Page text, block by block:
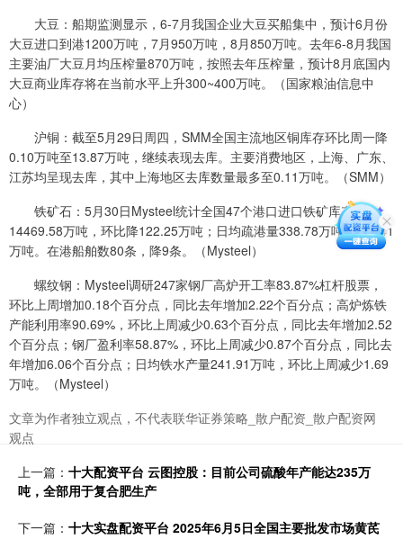
大豆：船期监测显示，6-7月我国企业大豆买船集中，预计6月份
大豆进口到港1200万吨，7月950万吨，8月850万吨。去年6-8月我国
主要油厂大豆月均压榨量870万吨，按照去年压榨量，预计8月底国内
大豆商业库存将在当前水平上升300~400万吨。（国家粮油信息中
心）
沪铜：截至5月29日周四，SMM全国主流地区铜库存环比周一降
0.10万吨至13.87万吨，继续表现去库。主要消费地区，上海、广东、
江苏均呈现去库，其中上海地区去库数量最多至0.11万吨。（SMM）
铁矿石：5月30日Mysteel统计全国47个港口进口铁矿库存为
14469.58万吨，环比降122.25万吨；日均疏港量338.78万吨，降4.41
万吨。在港船舶数80条，降9条。（Mysteel）
螺纹钢：Mysteel调研247家钢厂高炉开工率83.87%杠杆股票，
环比上周增加0.18个百分点，同比去年增加2.22个百分点；高炉炼铁
产能利用率90.69%，环比上周减少0.63个百分点，同比去年增加2.52
个百分点；钢厂盈利率58.87%，环比上周减少0.87个百分点，同比去
年增加6.06个百分点；日均铁水产量241.91万吨，环比上周减少1.69
万吨。（Mysteel）
文章为作者独立观点，不代表联华证券策略_散户配资_散户配资网
观点
上一篇： 十大配资平台 云图控股：目前公司硫酸年产能达235万
吨，全部用于复合肥生产
下一篇： 十大实盘配资平台 2025年6月5日全国主要批发市场黄芪